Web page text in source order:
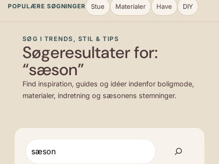
POPULÆRE SØGNINGER Stue Materialer Have DIY
SØG I TRENDS, STIL & TIPS
Søgeresultater for:
“sæson”
Find inspiration, guides og idéer indenfor boligmode,
materialer, indretning og sæsonens stemninger.
Søg